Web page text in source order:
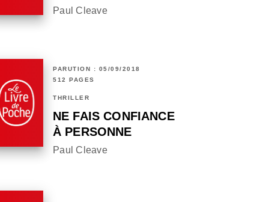
Paul Cleave
PARUTION : 05/09/2018
512 PAGES
THRILLER
NE FAIS CONFIANCE
À PERSONNE
Paul Cleave